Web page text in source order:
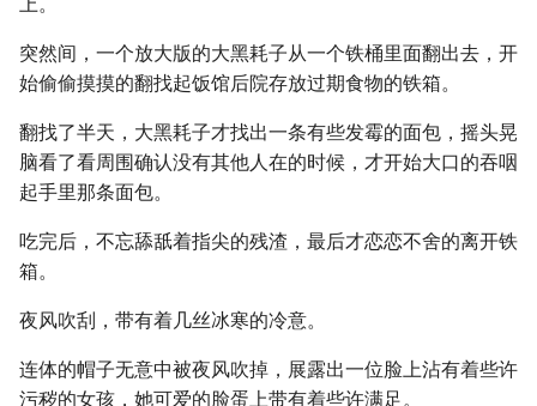
突然间，一个放大版的大黑耗子从一个铁桶里面翻出去，开
始偷偷摸摸的翻找起饭馆后院存放过期食物的铁箱。
翻找了半天，大黑耗子才找出一条有些发霉的面包，摇头晃
脑看了看周围确认没有其他人在的时候，才开始大口的吞咽
起手里那条面包。
吃完后，不忘舔舐着指尖的残渣，最后才恋恋不舍的离开铁
箱。
夜风吹刮，带有着几丝冰寒的冷意。
连体的帽子无意中被夜风吹掉，展露出一位脸上沾有着些许
污秽的女孩，她可爱的脸蛋上带有着些许满足。